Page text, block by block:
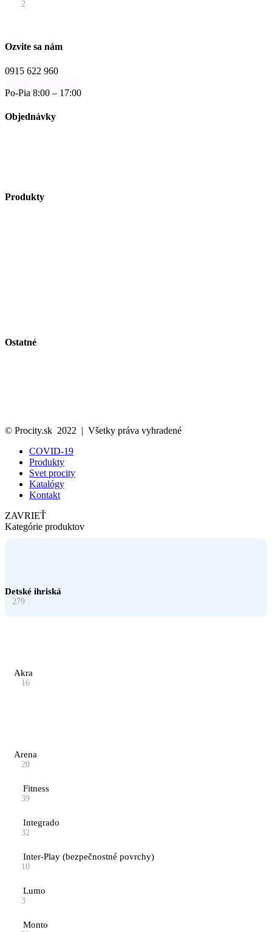
2
Ozvite sa nám
0915 622 960
Po-Pia 8:00 – 17:00
Objednávky
Produkty
Ostatné
© Procity.sk 2022 | Všetky práva vyhradené
COVID-19
Produkty
Svet procity
Katalógy
Kontakt
ZAVRIEŤ
Kategórie produktov
Detské ihriská
279
Akra
16
Arena
20
Fitness
39
Integrado
32
Inter-Play (bezpečnostné povrchy)
10
Lumo
3
Monto